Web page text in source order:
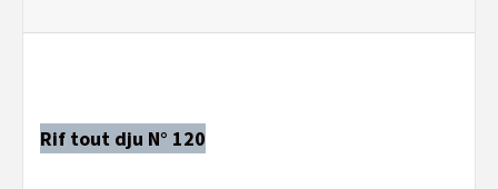
Rif tout dju N° 120